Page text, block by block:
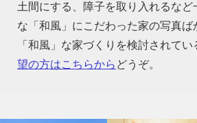
土間にする、障子を取り入れるな
な「和風」にこだわった家の写真
「和風」な家づくりを検討されて
望の方はこちらから どうぞ。